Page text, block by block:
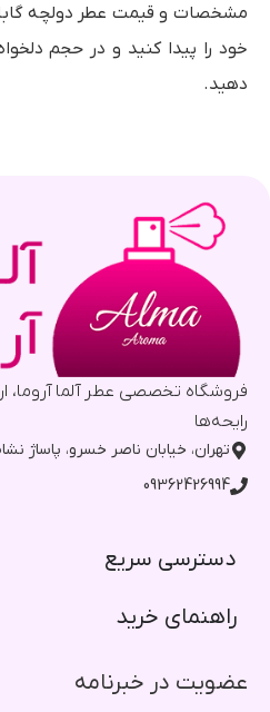
مشخصات و قیمت عطر دولچه
دهید.
فروشگاه تخصصی عطر آلما آروما،
رایحه‌ها
تهران، خیابان ناصر خسرو، پاساژ نشاط نو،
09362426994
دسترسی سریع​
راهنمای خرید​
عضویت در خبرنامه